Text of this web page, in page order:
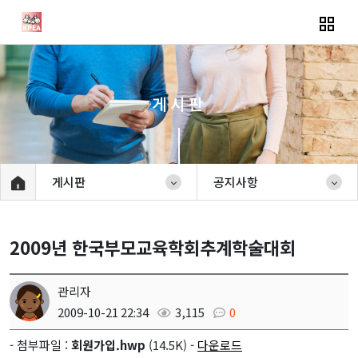
게시판
게시판 공지사항
2009년 한국부모교육학회추계학술대회
관리자
2009-10-21 22:34
3,115
0
- 첨부파일 : 회원가입.hwp (14.5K) - 다운로드